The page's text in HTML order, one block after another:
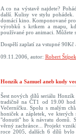
A co na výstavě najdete?
další. Kulisy ve stylu
domácí kino. Komponované
výrobků s krtkem a mapu,
používané pro animaci. Můžete
Dospělí zaplatí za vstupné 90Kč
09.11.2006, autor: Robert Štípek
Honzík a Samuel aneb kudy
Šest nových dílů seriálu Honzík
tradičně na ČT1 od 19.00
Večerníčku. Spolu s malým
honiček a zápletek, ve kterých
"donutit" ho k návratu domů.
věrný zachránce... Projekt
roce 2005, dalších 6 dílů bylo